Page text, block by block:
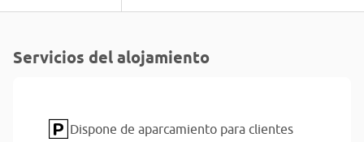
Servicios del alojamiento
Dispone de aparcamiento para clientes